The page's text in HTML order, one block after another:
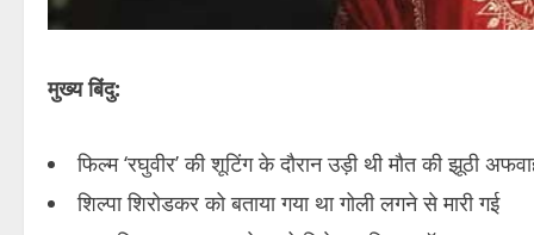
मुख्य बिंदु:
फिल्म ‘रघुवीर’ की शूटिंग के दौरान उड़ी थी मौत की झूठी
शिल्पा शिरोडकर को बताया गया था गोली लगने से मारी गई